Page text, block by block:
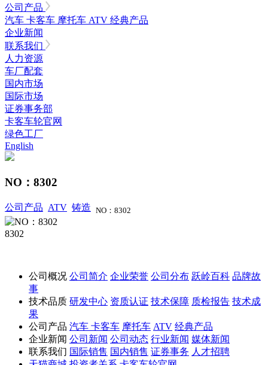
公司产品
汽车 卡客车 摩托车 ATV 经典产品
企业新闻
联系我们
人力资源
车厂配套
国内市场
国际市场
证券事务部
卡客车轮官网
绿色工厂
English
NO：8302
公司产品 ATV 铸造 NO：8302
8302
公司概况 公司简介 企业荣誉 公司分布 跃岭百科 品牌故
事
技术品质 研发中心 资质认证 技术保障 质检报告 技术成
果
公司产品 汽车 卡客车 摩托车 ATV 经典产品
企业新闻 公司新闻 公司动态 行业新闻 媒体新闻
联系我们 国际销售 国内销售 证券事务 人才招聘